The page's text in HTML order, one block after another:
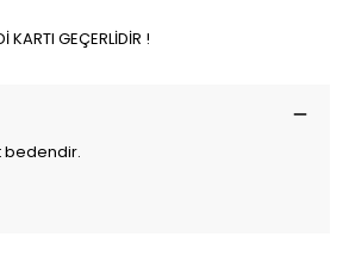
KARTI GEÇERLİDİR !
bedendir.